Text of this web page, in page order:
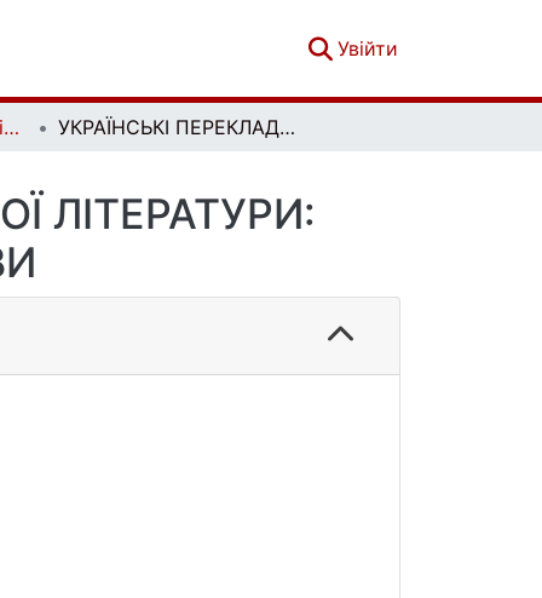
Увійти
Вісник Київського національного університету імені Тараса Шевченка. Літературознавство. Мовознавство. Фольклористика. Вип. 2(30) УКРАЇНСЬКІ ПЕРЕКЛАДИ ДАВНЬОГРЕЦЬКОЇ ЛІТЕРАТУРИ: ЗДОБУТКИ ТА ПЕРСПЕКТИВИ
ЛІТЕРАТУРИ: